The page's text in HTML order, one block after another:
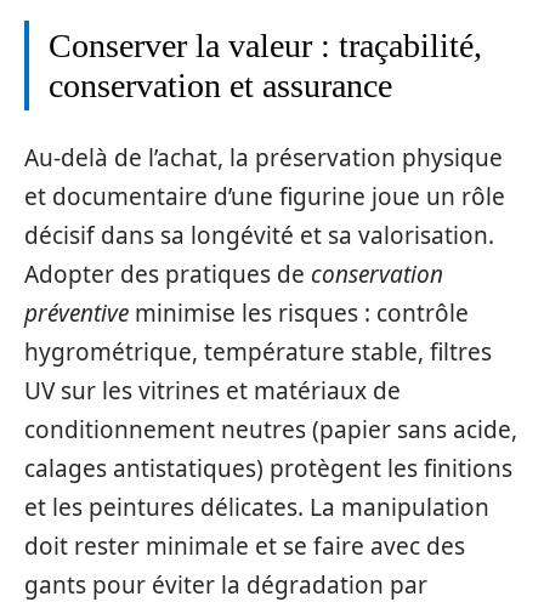
Conserver la valeur : traçabilité,
conservation et assurance
Au-delà de l’achat, la préservation physique
et documentaire d’une figurine joue un rôle
décisif dans sa longévité et sa valorisation.
Adopter des pratiques de conservation
préventive minimise les risques : contrôle
hygrométrique, température stable, filtres
UV sur les vitrines et matériaux de
conditionnement neutres (papier sans acide,
calages antistatiques) protègent les finitions
et les peintures délicates. La manipulation
doit rester minimale et se faire avec des
gants pour éviter la dégradation par